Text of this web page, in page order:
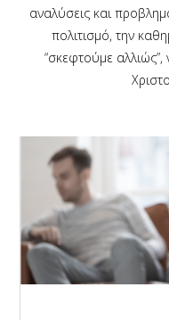
αναλύσεις και
πολιτισμό, την
“σκεφτούμε